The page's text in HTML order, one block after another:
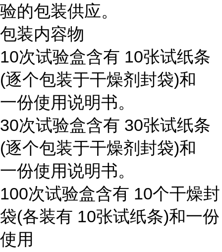
验的包装供应。
包装内容物
10次试验盒含有 10张试纸条
(逐个包装于干燥剂封袋)和
一份使用说明书。
30次试验盒含有 30张试纸条
(逐个包装于干燥剂封袋)和
一份使用说明书。
100次试验盒含有 10个干燥封
袋(各装有 10张试纸条)和一份
使用